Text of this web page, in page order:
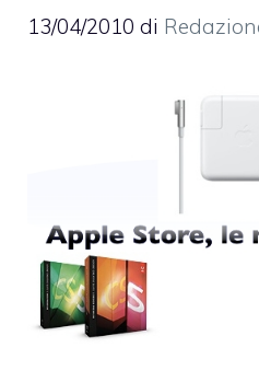
13/04/2010 di